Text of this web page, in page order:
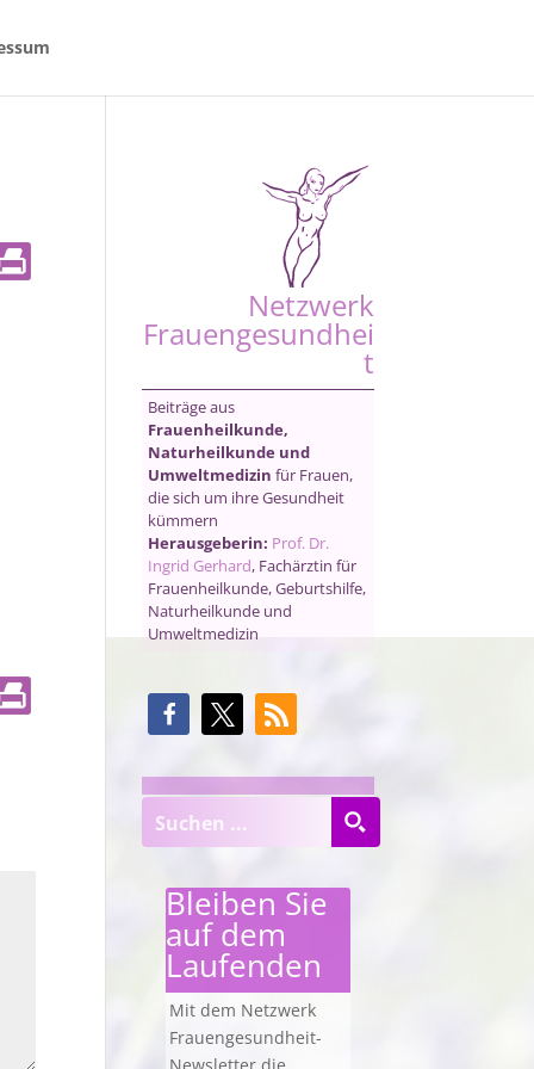
Netzwerk
Frauengesundhei
t
Beiträge aus
Frauenheilkunde,
Naturheilkunde und
Umweltmedizin für Frauen,
die sich um ihre Gesundheit
kümmern
Herausgeberin: Prof. Dr.
Ingrid Gerhard, Fachärztin für
Frauenheilkunde, Geburtshilfe,
Naturheilkunde und
Umweltmedizin
Bleiben Sie
auf dem
Laufenden
Mit dem Netzwerk
Frauengesundheit-